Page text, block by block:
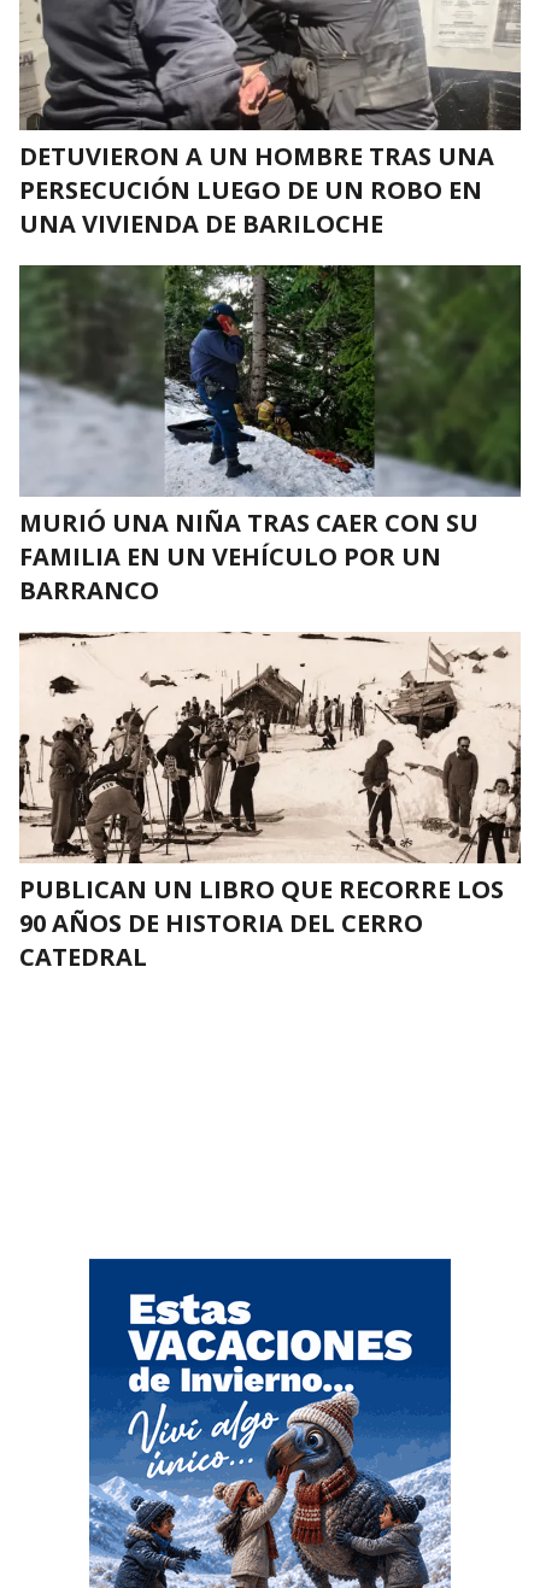
DETUVIERON A UN HOMBRE TRAS UNA
PERSECUCIÓN LUEGO DE UN ROBO EN
UNA VIVIENDA DE BARILOCHE
MURIÓ UNA NIÑA TRAS CAER CON SU
FAMILIA EN UN VEHÍCULO POR UN
BARRANCO
PUBLICAN UN LIBRO QUE RECORRE LOS
90 AÑOS DE HISTORIA DEL CERRO
CATEDRAL